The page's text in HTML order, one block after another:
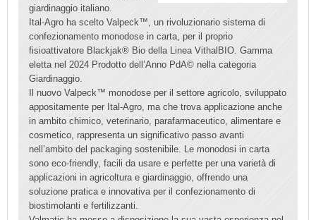
giardinaggio italiano.
Ital-Agro ha scelto Valpeck™, un rivoluzionario sistema di
confezionamento monodose in carta, per il proprio
fisioattivatore Blackjak® Bio della Linea VithalBIO. Gamma
eletta nel 2024 Prodotto dell’Anno PdA© nella categoria
Giardinaggio.
Il nuovo Valpeck™ monodose per il settore agricolo, sviluppato
appositamente per Ital-Agro, ma che trova applicazione anche
in ambito chimico, veterinario, parafarmaceutico, alimentare e
cosmetico, rappresenta un significativo passo avanti
nell’ambito del packaging sostenibile. Le monodosi in carta
sono eco-friendly, facili da usare e perfette per una varietà di
applicazioni in agricoltura e giardinaggio, offrendo una
soluzione pratica e innovativa per il confezionamento di
biostimolanti e fertilizzanti.